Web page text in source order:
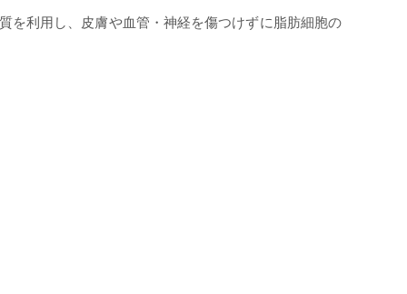
を利用し、皮膚や血管・神経を傷つけずに脂肪細胞の